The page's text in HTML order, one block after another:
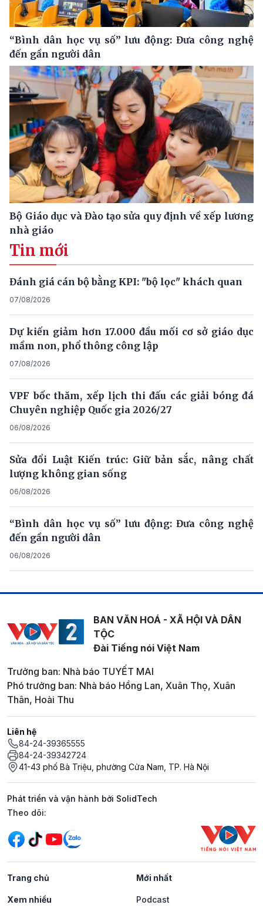
“Bình dân học vụ số” lưu động: Đưa công nghệ
đến gần người dân
Bộ Giáo dục và Đào tạo sửa quy định về xếp lương
nhà giáo
Tin mới
Đánh giá cán bộ bằng KPI: "bộ lọc" khách quan
07/08/2026
Dự kiến giảm hơn 17.000 đầu mối cơ sở giáo dục
mầm non, phổ thông công lập
07/08/2026
VPF bốc thăm, xếp lịch thi đấu các giải bóng đá
Chuyên nghiệp Quốc gia 2026/27
06/08/2026
Sửa đổi Luật Kiến trúc: Giữ bản sắc, nâng chất
lượng không gian sống
06/08/2026
“Bình dân học vụ số” lưu động: Đưa công nghệ
đến gần người dân
06/08/2026
BAN VĂN HOÁ - XÃ HỘI VÀ DÂN
TỘC
Đài Tiếng nói Việt Nam
Trưởng ban: Nhà báo TUYẾT MAI
Phó trưởng ban: Nhà báo Hồng Lan, Xuân Thọ, Xuân
Thân, Hoài Thu
Liên hệ
84-24-39365555
84-24-39342724
41-43 phố Bà Triệu, phường Cửa Nam, TP. Hà Nội
Phát triển và vận hành bởi SolidTech
Mạng xã hội
Theo dõi:
Trang chủ Mới nhất
Xem nhiều Podcast